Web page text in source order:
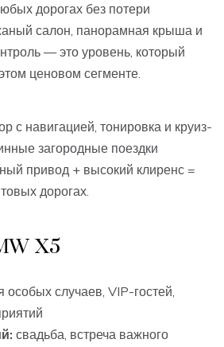
дорогах без потери
салон, панорамная крыша и
— это уровень, который
ценовом сегменте.
с навигацией, тонировка и круиз-
загородные поездки
привод + высокий клиренс =
дорогах.
X5
особых случаев, VIP-гостей,
свадьба, встреча важного